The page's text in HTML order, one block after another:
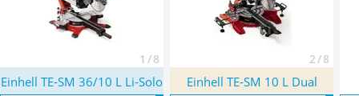
1 / 8 2 / 8
Einhell TE-SM 36/10 L Li-Solo Einhell TE-SM 10 L Dual